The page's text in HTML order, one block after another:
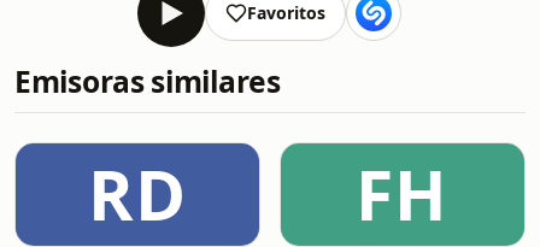
Favoritos
Emisoras similares
RD FH